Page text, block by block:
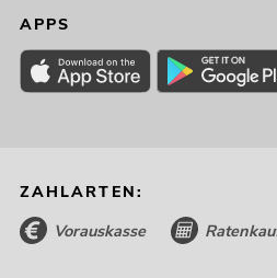
APPS
ZAHLARTEN:
Vorauskasse